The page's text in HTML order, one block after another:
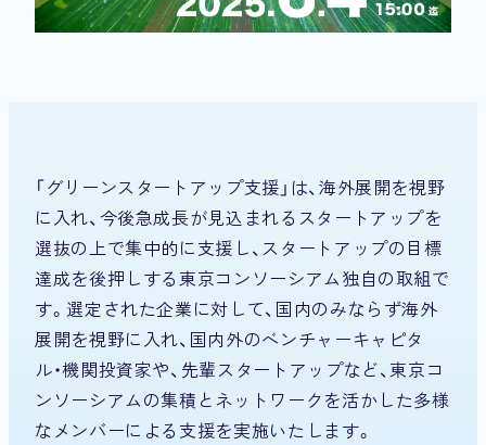
「グリーンスタートアップ支援」は、海外展開を視野
に入れ、今後急成長が見込まれるスタートアップを
選抜の上で集中的に支援し、スタートアップの目標
達成を後押しする東京コンソーシアム独自の取組で
す。選定された企業に対して、国内のみならず海外
展開を視野に入れ、国内外のベンチャーキャピタ
ル・機関投資家や、先輩スタートアップなど、東京コ
ンソーシアムの集積とネットワークを活かした多様
なメンバーによる支援を実施いたします。